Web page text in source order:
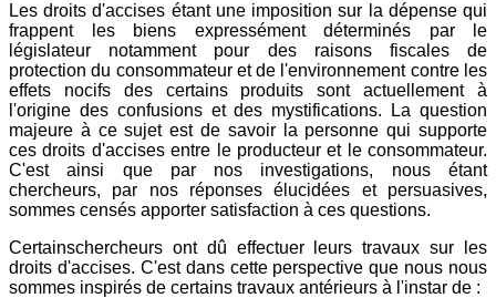
Les droits d'accises étant une imposition sur la dépense qui
frappent les biens expressément déterminés par le
législateur notamment pour des raisons fiscales de
protection du consommateur et de l'environnement contre les
effets nocifs des certains produits sont actuellement à
l'origine des confusions et des mystifications. La question
majeure à ce sujet est de savoir la personne qui supporte
ces droits d'accises entre le producteur et le consommateur.
C'est ainsi que par nos investigations, nous étant
chercheurs, par nos réponses élucidées et persuasives,
sommes censés apporter satisfaction à ces questions.
Certainschercheurs ont dû effectuer leurs travaux sur les
droits d'accises. C'est dans cette perspective que nous nous
sommes inspirés de certains travaux antérieurs à l'instar de :